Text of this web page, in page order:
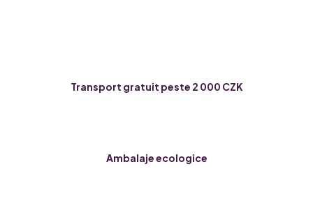
Transport gratuit peste 2 000 CZK
Ambalaje ecologice